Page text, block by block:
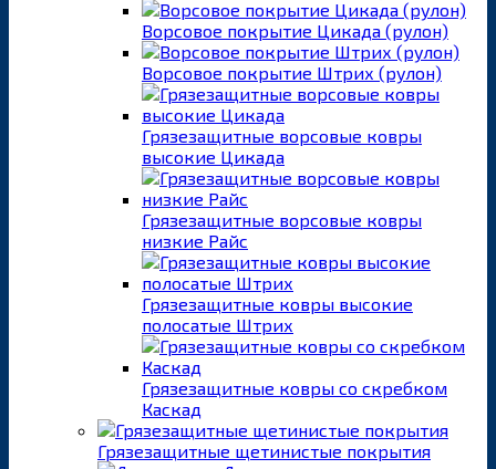
Ворсовое покрытие Цикада (рулон)
Ворсовое покрытие Штрих (рулон)
Грязезащитные ворсовые ковры
высокие Цикада
Грязезащитные ворсовые ковры
низкие Райс
Грязезащитные ковры высокие
полосатые Штрих
Грязезащитные ковры со скребком
Каскад
Грязезащитные щетинистые покрытия